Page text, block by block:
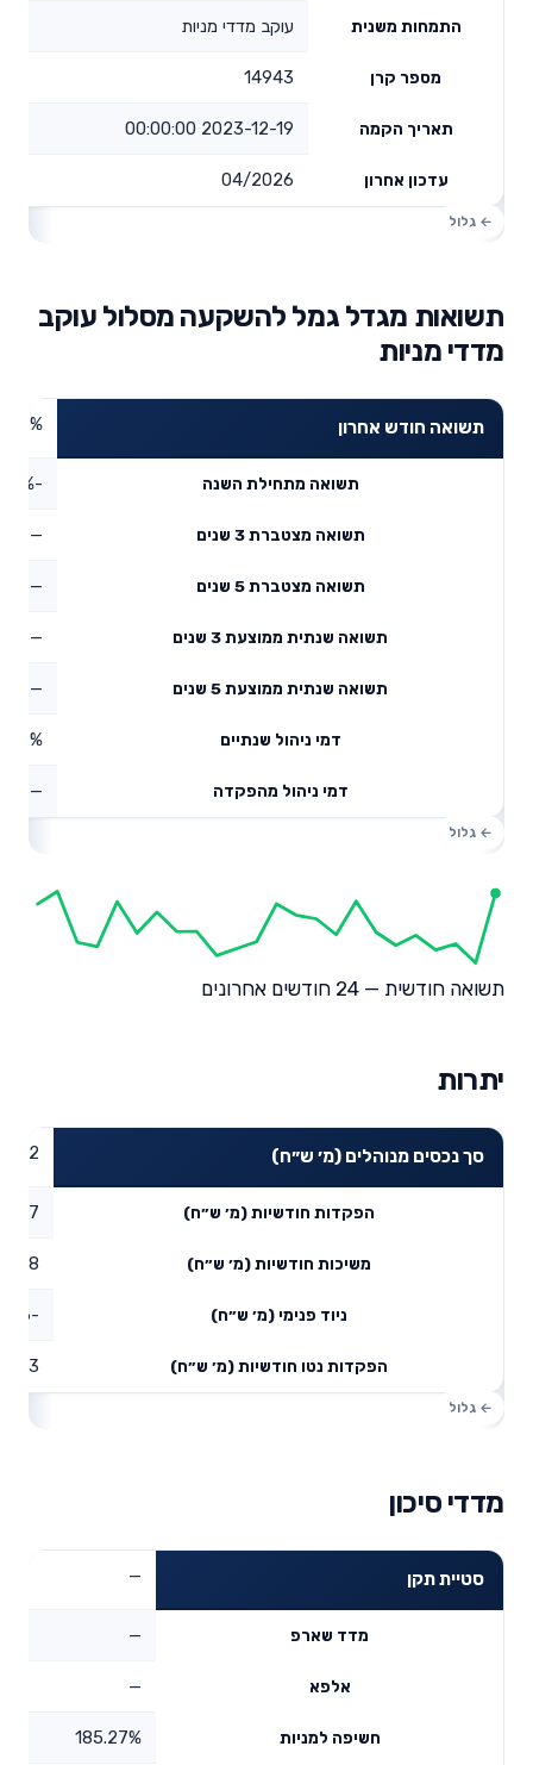
התמחות משנית עוקב מדדי מניות
מספר קרן 14943
תאריך הקמה 2023-12-19 00:00:00
עדכון אחרון 04/2026
תשואות מגדל גמל להשקעה מסלול עוקב
מדדי מניות
תשואה חודש אחרון
תשואה מתחילת השנה -3.08%
תשואה מצטברת 3 שנים —
תשואה מצטברת 5 שנים —
תשואה שנתית ממוצעת 3 שנים —
תשואה שנתית ממוצעת 5 שנים —
דמי ניהול שנתיים
דמי ניהול מהפקדה —
תשואה חודשית — 24 חודשים אחרונים
יתרות
סך נכסים מנוהלים (מ׳ ש״ח)
הפקדות חודשיות (מ׳ ש״ח) 4.97
משיכות חודשיות (מ׳ ש״ח) 1.18
ניוד פנימי (מ׳ ש״ח) -2.96
הפקדות נטו חודשיות (מ׳ ש״ח) 0.83
מדדי סיכון
סטיית תקן —
מדד שארפ —
אלפא —
חשיפה למניות 185.27%